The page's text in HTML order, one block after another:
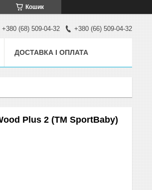
Кошик
+380 (68) 509-04-32 +380 (66) 509-04-32
ДОСТАВКА І ОПЛАТА
Plus 2 (ТМ SportBaby)